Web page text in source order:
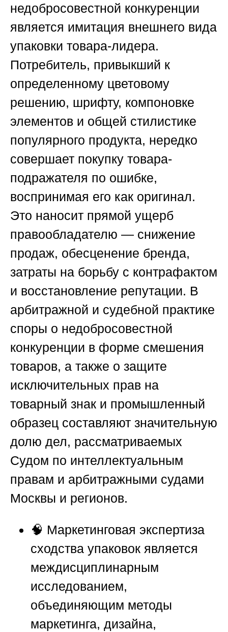
недобросовестной конкуренции
является имитация внешнего вида
упаковки товара-лидера.
Потребитель, привыкший к
определенному цветовому
решению, шрифту, компоновке
элементов и общей стилистике
популярного продукта, нередко
совершает покупку товара-
подражателя по ошибке,
воспринимая его как оригинал.
Это наносит прямой ущерб
правообладателю — снижение
продаж, обесценение бренда,
затраты на борьбу с контрафактом
и восстановление репутации. В
арбитражной и судебной практике
споры о недобросовестной
конкуренции в форме смешения
товаров, а также о защите
исключительных прав на
товарный знак и промышленный
образец составляют значительную
долю дел, рассматриваемых
Судом по интеллектуальным
правам и арбитражными судами
Москвы и регионов.
🧠 Маркетинговая экспертиза
сходства упаковок является
междисциплинарным
исследованием,
объединяющим методы
маркетинга, дизайна,